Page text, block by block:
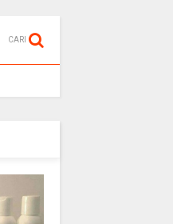
CARI